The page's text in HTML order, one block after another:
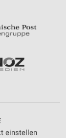
einstellen